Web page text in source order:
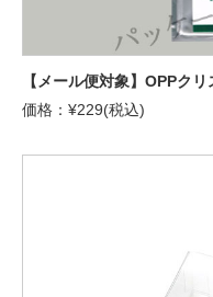
【メール便対象】OPPク
価格：¥229(税込)